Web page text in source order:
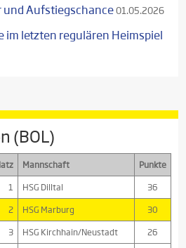
und Aufstiegschance01.05.2026
im letzten regulären Heimspiel
(BOL)
Mannschaft
Punkte
1
HSG Dilltal
36
2
HSG Marburg
30
3
HSG Kirchhain/Neustadt 26